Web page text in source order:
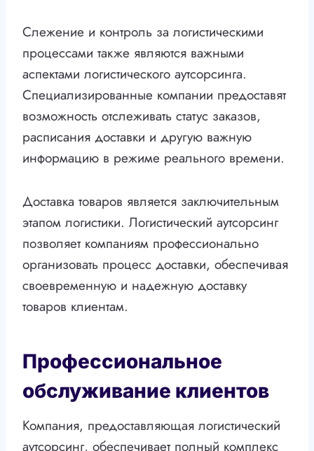
Слежение и контроль за логистическими
процессами также являются важными
аспектами логистического аутсорсинга.
Специализированные компании предоставят
возможность отслеживать статус заказов,
расписания доставки и другую важную
информацию в режиме реального времени.
Доставка товаров является заключительным
этапом логистики. Логистический аутсорсинг
позволяет компаниям профессионально
организовать процесс доставки, обеспечивая
своевременную и надежную доставку
товаров клиентам.
Профессиональное
обслуживание клиентов
Компания, предоставляющая логистический
аутсорсинг, обеспечивает полный комплекс